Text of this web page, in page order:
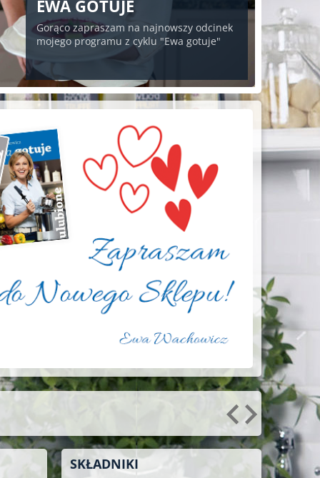
EWA GOTUJE
Gorąco zapraszam na najnowszy odcinek
mojego programu z cyklu "Ewa gotuje"
SKŁADNIKI